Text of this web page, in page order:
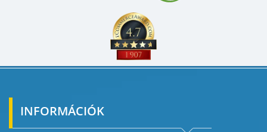
INFORMÁCIÓK